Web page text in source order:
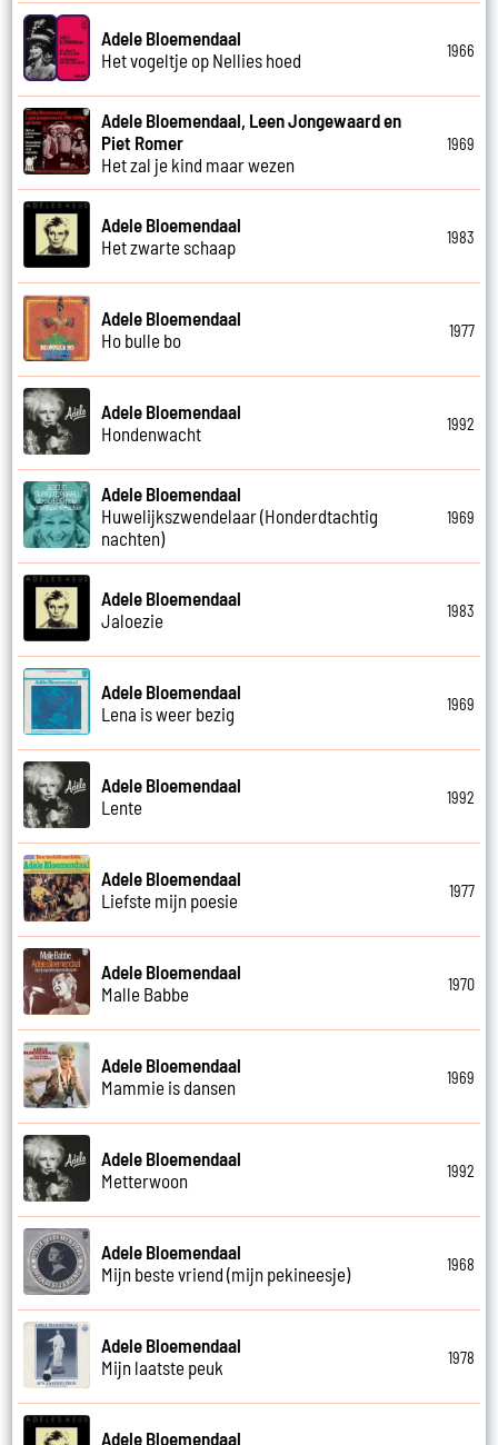
Adele Bloemendaal
Het vogeltje op Nellies hoed
1966
Adele Bloemendaal, Leen Jongewaard en
Piet Romer
Het zal je kind maar wezen
1969
Adele Bloemendaal
Het zwarte schaap
1983
Adele Bloemendaal
Ho bulle bo
1977
Adele Bloemendaal
Hondenwacht
1992
Adele Bloemendaal
Huwelijkszwendelaar (Honderdtachtig
nachten)
1969
Adele Bloemendaal
Jaloezie
1983
Adele Bloemendaal
Lena is weer bezig
1969
Adele Bloemendaal
Lente
1992
Adele Bloemendaal
Liefste mijn poesie
1977
Adele Bloemendaal
Malle Babbe
1970
Adele Bloemendaal
Mammie is dansen
1969
Adele Bloemendaal
Metterwoon
1992
Adele Bloemendaal
Mijn beste vriend (mijn pekineesje)
1968
Adele Bloemendaal
Mijn laatste peuk
1978
Adele Bloemendaal